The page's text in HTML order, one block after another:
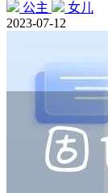
公主
女儿
2023-07-12